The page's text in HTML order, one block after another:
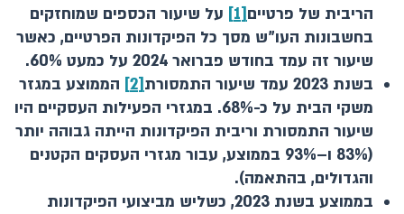
הריבית של פרטיים [1]
על שיעור הכספים שמוחזקים
בחשבונות העו"ש מסך כל הפיקדונות הפרטיים, כאשר
שיעור זה עמד בחודש פברואר 2024 על כמעט 60%.
בשנת 2023 עמד שיעור התמסורת
[2]
הממוצע במגזר
משקי הבית על כ-68%. במגזרי הפעילות העסקיים היו
שיעור התמסורת וריבית הפיקדונות הייתה גבוהה יותר
(83% ו–93% בממוצע, עבור מגזרי העסקים הקטנים
והגדולים, בהתאמה).
בממוצע בשנת 2023, כשליש מביצועי הפיקדונות